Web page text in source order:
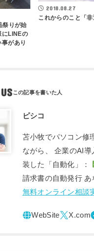
祭りが始
にLINEの
があり
2018.08.27
これからのこと「
ピシコ
苫小牧でパソコン修
ながら、 企業のAI
装した「自動化」：
請求書の自動発行
無料オンライン相談